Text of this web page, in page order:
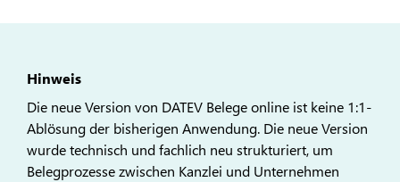
Hinweis
Die neue Version von DATEV Belege online ist keine 1:1-
Ablösung der bisherigen Anwendung. Die neue Version
wurde technisch und fachlich neu strukturiert, um
Belegprozesse zwischen Kanzlei und Unternehmen